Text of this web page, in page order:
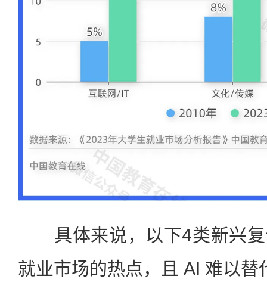
具体来说，以下4类新兴复
就业市场的热点，且 AI 难以替